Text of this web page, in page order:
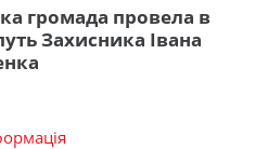
громада провела в
Захисника Івана